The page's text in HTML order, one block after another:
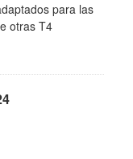
para las
otras T4